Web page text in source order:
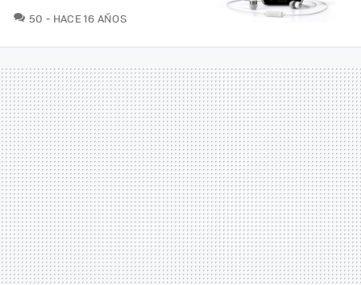
50 COMENTARIOS
HACE 16 AÑOS